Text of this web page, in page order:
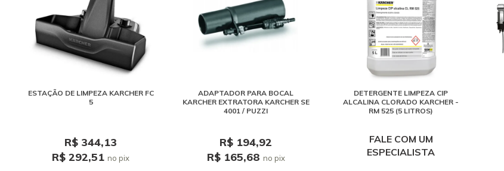
ESTAÇÃO DE LIMPEZA KARCHER FC
5
R$ 344,13
R$ 292,51 no pix
ADAPTADOR PARA BOCAL
KARCHER EXTRATORA KARCHER SE
4001 / PUZZI
R$ 194,92
R$ 165,68 no pix
DETERGENTE LIMPEZA CIP
ALCALINA CLORADO KARCHER -
RM 525 (5 LITROS)
FALE COM UM
ESPECIALISTA